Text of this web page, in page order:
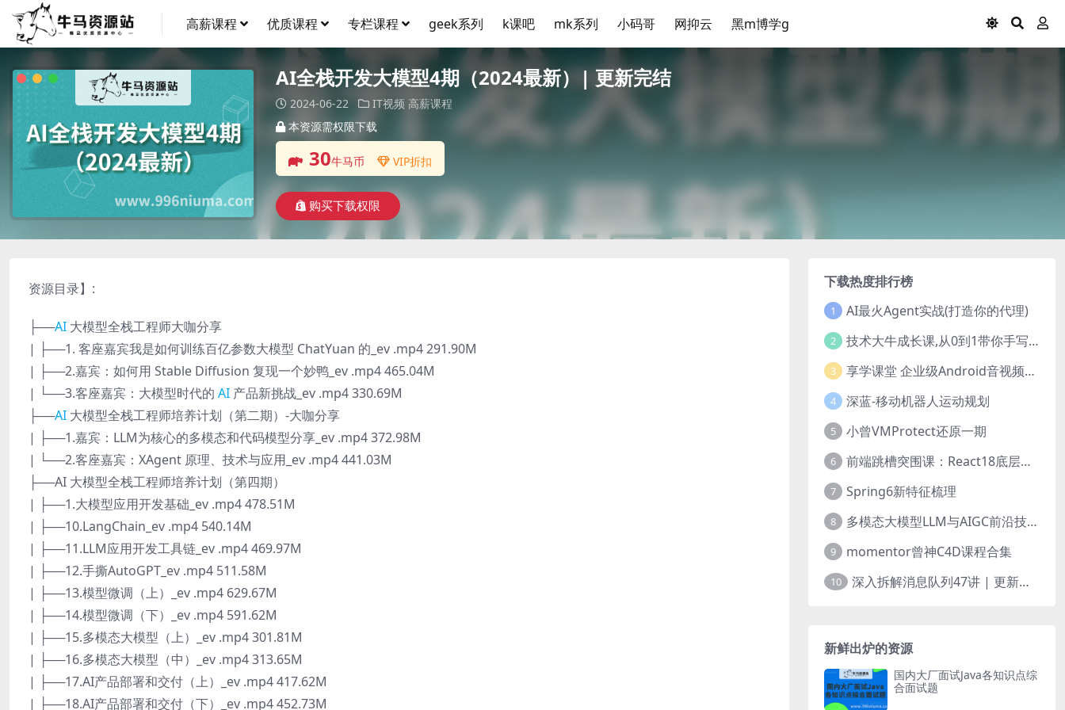
高薪课程 优质课程 专栏课程 geek系列 k课吧 mk系列 小码哥 网抑云 黑m博学g
AI全栈开发大模型4期（2024最新）| 更新完结
2024-06-22 IT视频 高薪课程
本资源需权限下载
30牛马币 VIP折扣
购买下载权限
资源目录】:
├──AI 大模型全栈工程师大咖分享
| ├──1. 客座嘉宾我是如何训练百亿参数大模型 ChatYuan 的_ev .mp4 291.90M
| ├──2.嘉宾：如何用 Stable Diffusion 复现一个妙鸭_ev .mp4 465.04M
| └──3.客座嘉宾：大模型时代的 AI 产品新挑战_ev .mp4 330.69M
├──AI 大模型全栈工程师培养计划（第二期）-大咖分享
| ├──1.嘉宾：LLM为核心的多模态和代码模型分享_ev .mp4 372.98M
| └──2.客座嘉宾：XAgent 原理、技术与应用_ev .mp4 441.03M
├──AI 大模型全栈工程师培养计划（第四期）
| ├──1.大模型应用开发基础_ev .mp4 478.51M
| ├──10.LangChain_ev .mp4 540.14M
| ├──11.LLM应用开发工具链_ev .mp4 469.97M
| ├──12.手撕AutoGPT_ev .mp4 511.58M
| ├──13.模型微调（上）_ev .mp4 629.67M
| ├──14.模型微调（下）_ev .mp4 591.62M
| ├──15.多模态大模型（上）_ev .mp4 301.81M
| ├──16.多模态大模型（中）_ev .mp4 313.65M
| ├──17.AI产品部署和交付（上）_ev .mp4 417.62M
| ├──18.AI产品部署和交付（下）_ev .mp4 452.73M
下载热度排行榜
1 AI最火Agent实战(打造你的代理)
2 技术大牛成长课,从0到1带你手写一个数据库系统
3 享学课堂 企业级Android音视频开发学习路线+项目实战（附源码）
4 深蓝-移动机器人运动规划
5 小曾VMProtect还原一期
6 前端跳槽突围课：React18底层源码深入剖析
7 Spring6新特征梳理
8 多模态大模型LLM与AIGC前沿技术实战
9 momentor曾神C4D课程合集
10 深入拆解消息队列47讲 | 更新完结
新鲜出炉的资源
国内大厂面试Java各知识点综
合面试题